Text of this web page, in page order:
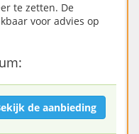
te zetten. De
voor advies op
de aanbieding